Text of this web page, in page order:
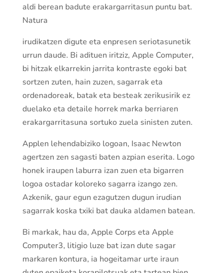
aldi berean badute erakargarritasun puntu bat.
Natura
irudikatzen digute eta enpresen seriotasunetik
urrun daude. Bi adituen iritziz, Apple Computer,
bi hitzak elkarrekin jarrita kontraste egoki bat
sortzen zuten, hain zuzen, sagarrak eta
ordenadoreak, batak eta besteak zerikusirik ez
duelako eta detaile horrek marka berriaren
erakargarritasuna sortuko zuela sinisten zuten.
Applen lehendabiziko logoan, Isaac Newton
agertzen zen sagasti baten azpian eserita. Logo
honek iraupen laburra izan zuen eta bigarren
logoa ostadar koloreko sagarra izango zen.
Azkenik, gaur egun ezagutzen dugun irudian
sagarrak koska txiki bat dauka aldamen batean.
Bi markak, hau da, Apple Corps eta Apple
Computer3, litigio luze bat izan dute sagar
markaren kontura, ia hogeitamar urte iraun